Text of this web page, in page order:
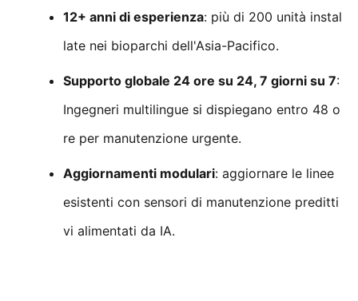
12+ anni di esperienza: più di 200 unità instal
late nei bioparchi dell'Asia-Pacifico.
Supporto globale 24 ore su 24, 7 giorni su 7:
Ingegneri multilingue si dispiegano entro 48 o
re per manutenzione urgente.
Aggiornamenti modulari: aggiornare le linee
esistenti con sensori di manutenzione preditti
vi alimentati da IA.